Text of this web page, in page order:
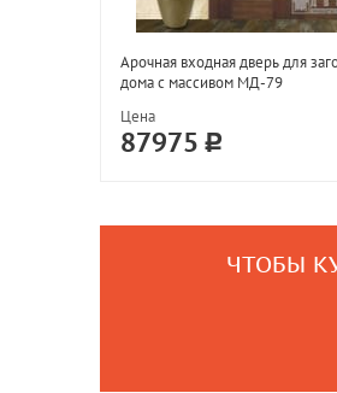
Арочная входная дверь для
дома с массивом МД-79
Цена
87975
ЧТОБЫ